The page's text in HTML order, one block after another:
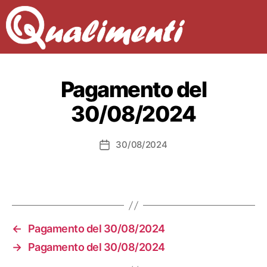
Pagamento del
30/08/2024
Data30/08/2024
←
Pagamento del 30/08/2024
→ Pagamento del 30/08/2024